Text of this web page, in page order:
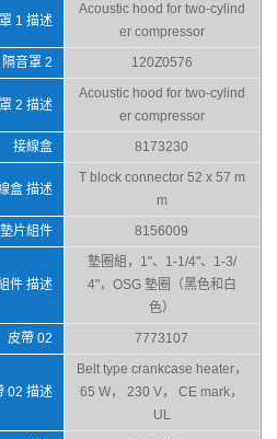
1 描述
Acoustic hood for two-cylind
er compressor
隔音罩 2
120Z0576
2 描述
Acoustic hood for two-cylind
er compressor
接線盒
8173230
盒 描述
T block connector 52 x 57 m
m
墊片組件
8156009
件 描述
墊圈組，1"、1-1/4"、1-3/
4"，OSG 墊圈（黑色和白
色）
皮帶 02
7773107
02 描述
Belt type crankcase heater，
65 W， 230 V， CE mark，
UL